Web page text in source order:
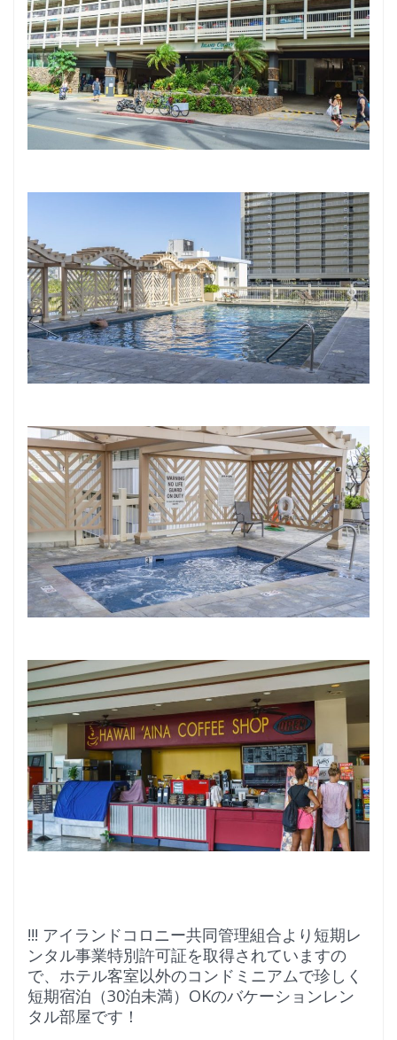
!!! アイランドコロニー共同管理組合より短期レ
ンタル事業特別許可証を取得されていますの
で、ホテル客室以外のコンドミニアムで珍しく
短期宿泊（30泊未満）OKのバケーションレン
タル部屋です！